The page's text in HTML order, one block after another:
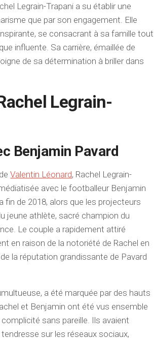
Legrain-Trapani a su établir une
que par son engagement. Elle
se consacrant à sa famille tout
influente. Sa carrière, émaillée de
de sa détermination à briller dans
Legrain-
Benjamin Pavard
Valentin Léonard, Rachel Legrain-
avec le footballeur Benjamin
fin de 2018, alors que les projecteurs
jeune athlète, sacré champion du
Le couple a rapidement attiré
en raison de la notoriété de Rachel en
la réputation grandissante de Pavard
a été marquée par des hauts
et Benjamin ont été vus ensemble
sans pareille. Ils avaient
sur les réseaux sociaux,